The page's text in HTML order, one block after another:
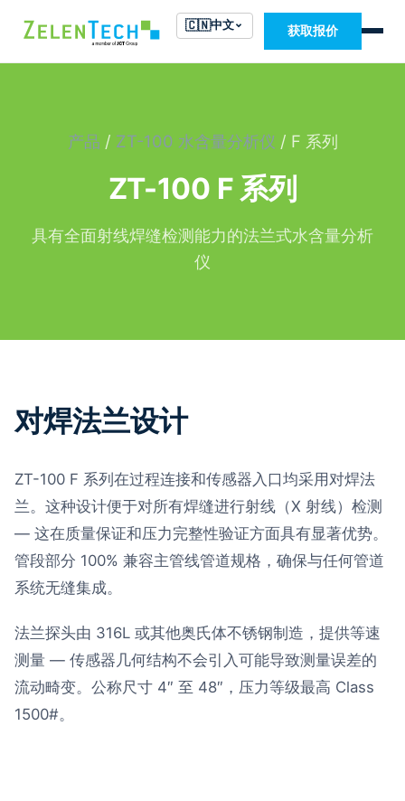
🇨🇳中文 获取报价
产品 / ZT-100 水含量分析仪 / F 系列
ZT-100 F 系列
具有全面射线焊缝检测能力的法兰式水含量分析
仪
对焊法兰设计
ZT-100 F 系列在过程连接和传感器入口均采用对焊法
兰。这种设计便于对所有焊缝进行射线（X 射线）检测
— 这在质量保证和压力完整性验证方面具有显著优势。
管段部分 100% 兼容主管线管道规格，确保与任何管道
系统无缝集成。
法兰探头由 316L 或其他奥氏体不锈钢制造，提供等速
测量 — 传感器几何结构不会引入可能导致测量误差的
流动畸变。公称尺寸 4″ 至 48″，压力等级最高 Class
1500#。